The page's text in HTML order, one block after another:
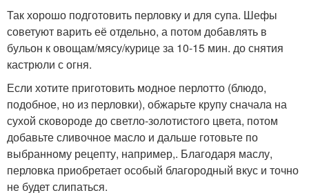
Так хорошо подготовить перловку и для супа. Шефы
советуют варить её отдельно, а потом добавлять в
бульон к овощам/мясу/курице за 10-15 мин. до снятия
кастрюли с огня.
Если хотите приготовить модное перлотто (блюдо,
подобное, но из перловки), обжарьте крупу сначала на
сухой сковороде до светло-золотистого цвета, потом
добавьте сливочное масло и дальше готовьте по
выбранному рецепту, например,. Благодаря маслу,
перловка приобретает особый благородный вкус и точно
не будет слипаться.